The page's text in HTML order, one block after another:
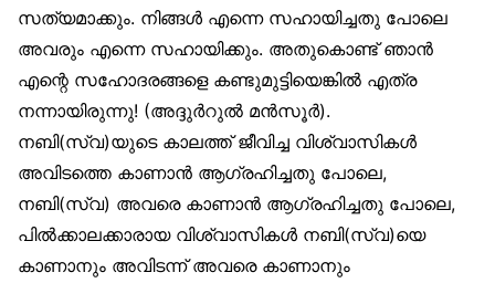
സത്യമാക്കും. നിങ്ങൾ എന്നെ സഹായിച്ചതു പോലെ
അവരും എന്നെ സഹായിക്കും. അതുകൊണ്ട് ഞാൻ
എന്റെ സഹോദരങ്ങളെ കണ്ടുമുട്ടിയെങ്കിൽ എത്ര
നന്നായിരുന്നു! (അദ്ദുർറുൽ മൻസൂർ).
നബി(സ്വ)യുടെ കാലത്ത് ജീവിച്ച വിശ്വാസികൾ
അവിടത്തെ കാണാൻ ആഗ്രഹിച്ചതു പോലെ,
നബി(സ്വ) അവരെ കാണാൻ ആഗ്രഹിച്ചതു പോലെ,
പിൽക്കാലക്കാരായ വിശ്വാസികൾ നബി(സ്വ)യെ
കാണാനും അവിടന്ന് അവരെ കാണാനും